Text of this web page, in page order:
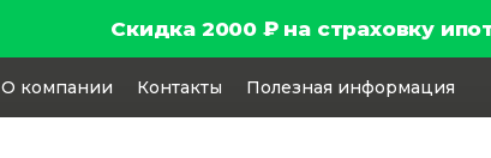
Скидка 2000 ₽ на страховку
О компании Контакты Полезная информация